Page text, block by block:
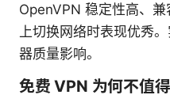
OpenVPN 稳定性高、
上切换网络时表现优秀
器质量影响。
免费 VPN 为何不值